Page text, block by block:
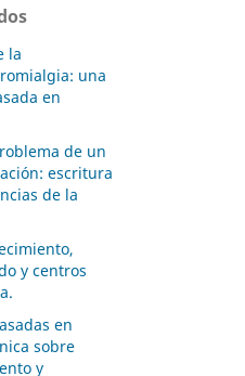
la
una
en
de un
escritura
de la
y centros
en
sobre
y